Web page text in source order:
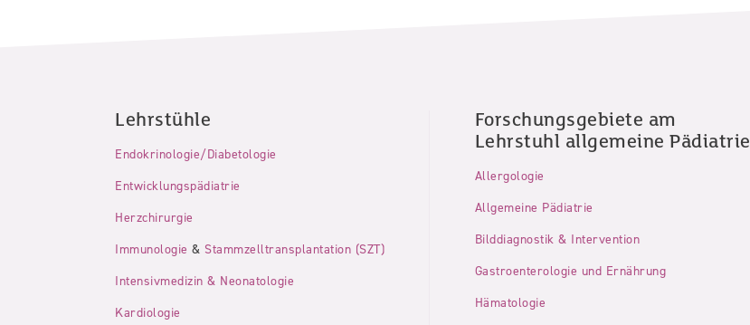
Lehrstühle
Endokrinologie/Diabetologie
Entwicklungspädiatrie
Herzchirurgie
Immunologie & Stammzelltransplantation (SZT)
Intensivmedizin & Neonatologie
Kardiologie
Forschungsgebiete am
Lehrstuhl allgemeine Pädiatrie
Allergologie
Allgemeine Pädiatrie
Bilddiagnostik & Intervention
Gastroenterologie und Ernährung
Hämatologie